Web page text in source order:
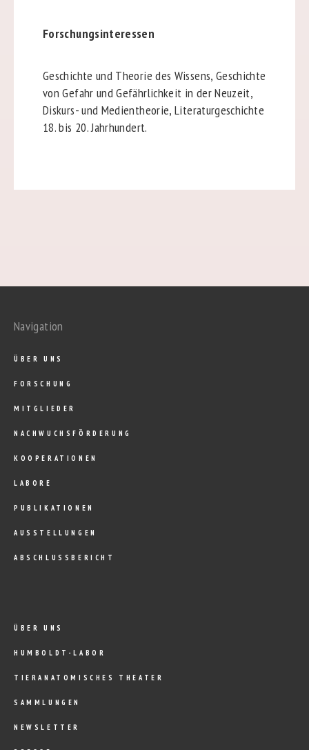
Forschungsinteressen
Geschichte und Theorie des Wissens, Geschichte
von Gefahr und Gefährlichkeit in der Neuzeit,
Diskurs- und Medientheorie, Literaturgeschichte
18. bis 20. Jahrhundert.
Navigation
ÜBER UNS
FORSCHUNG
MITGLIEDER
NACHWUCHSFÖRDERUNG
KOOPERATIONEN
LABORE
PUBLIKATIONEN
AUSSTELLUNGEN
ABSCHLUSSBERICHT
ÜBER UNS
HUMBOLDT-LABOR
TIERANATOMISCHES THEATER
SAMMLUNGEN
NEWSLETTER